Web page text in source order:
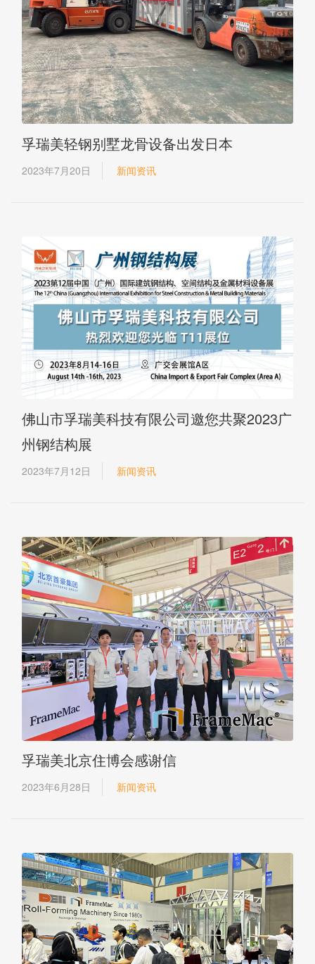
孚瑞美轻钢别墅龙骨设备出发日本
2023年7月20日 新闻资讯
佛山市孚瑞美科技有限公司邀您共聚2023广
州钢结构展
2023年7月12日 新闻资讯
孚瑞美北京住博会感谢信
2023年6月28日 新闻资讯